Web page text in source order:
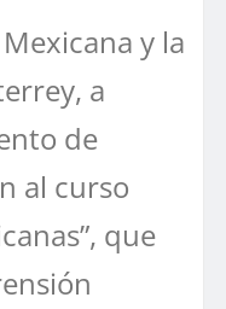
y la
a
de
al curso
que